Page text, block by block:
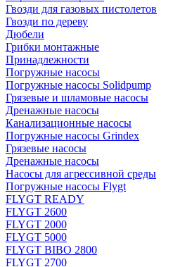
Гвозди для газовых пистолетов
Гвозди по дереву
Дюбели
Грибки монтажные
Принадлежности
Погружные насосы
Погружные насосы Solidpump
Грязевые и шламовые насосы
Дренажные насосы
Канализационные насосы
Погружные насосы Grindex
Грязевые насосы
Дренажные насосы
Насосы для агрессивной среды
Погружные насосы Flygt
FLYGT READY
FLYGT 2600
FLYGT 2000
FLYGT 5000
FLYGT BIBO 2800
FLYGT 2700